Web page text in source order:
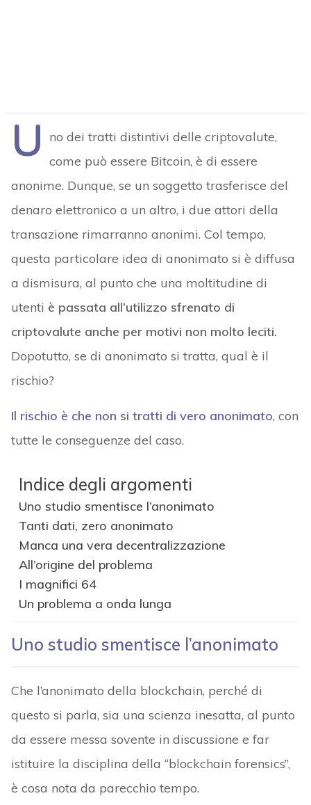
U
no dei tratti distintivi delle criptovalute,
come può essere Bitcoin, è di essere
anonime. Dunque, se un soggetto trasferisce del
denaro elettronico a un altro, i due attori della
transazione rimarranno anonimi. Col tempo,
questa particolare idea di anonimato si è diffusa
a dismisura, al punto che una moltitudine di
utenti è passata all’utilizzo sfrenato di
criptovalute anche per motivi non molto leciti.
Dopotutto, se di anonimato si tratta, qual è il
rischio?
Il rischio è che non si tratti di vero anonimato, con
tutte le conseguenze del caso.
Indice degli argomenti
Uno studio smentisce l’anonimato
Tanti dati, zero anonimato
Manca una vera decentralizzazione
All’origine del problema
I magnifici 64
Un problema a onda lunga
Uno studio smentisce l’anonimato
Che l’anonimato della blockchain, perché di
questo si parla, sia una scienza inesatta, al punto
da essere messa sovente in discussione e far
istituire la disciplina della “blockchain forensics”,
è cosa nota da parecchio tempo.